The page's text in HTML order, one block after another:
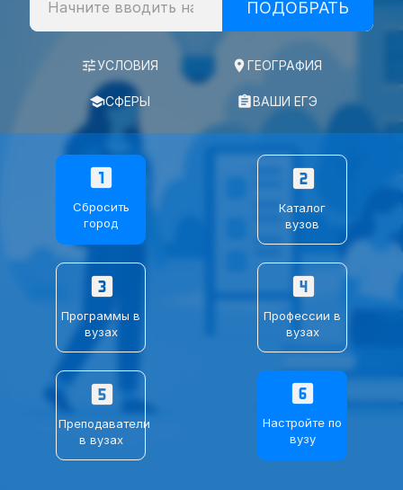
⌄
Подбор по ЕГЭ
ПРОЧЕЕ
Журнал
Задать вопрос
Поиск
tuneУСЛОВИЯ placeГЕОГРАФИЯ
schoolСФЕРЫ assignmentВАШИ ЕГЭ
looks_one
Сбросить
город
looks_two
Каталог
вузов
looks_3
Программы в
вузах
looks_4
Профессии в
вузах
looks_5
Преподаватели
в вузах
looks_6
Настройте по
вузу